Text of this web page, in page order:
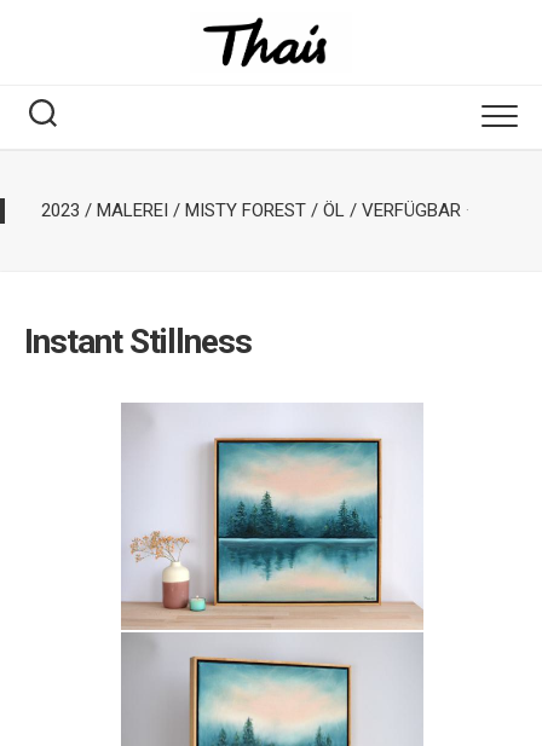
2023 / MALEREI / MISTY FOREST / ÖL / VERFÜGBAR ·
Instant Stillness